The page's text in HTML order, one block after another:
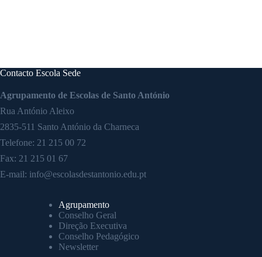
Contacto Escola Sede
Agrupamento de Escolas de Santo António
Rua António Aleixo
2835-511 Santo António da Charneca
Telefone: 21 215 00 72
Fax: 21 215 01 67
E-mail: info@escolasdestantonio.edu.pt
Agrupamento
Conselho Geral
Direção Executiva
Conselho Pedagógico
Newsletter